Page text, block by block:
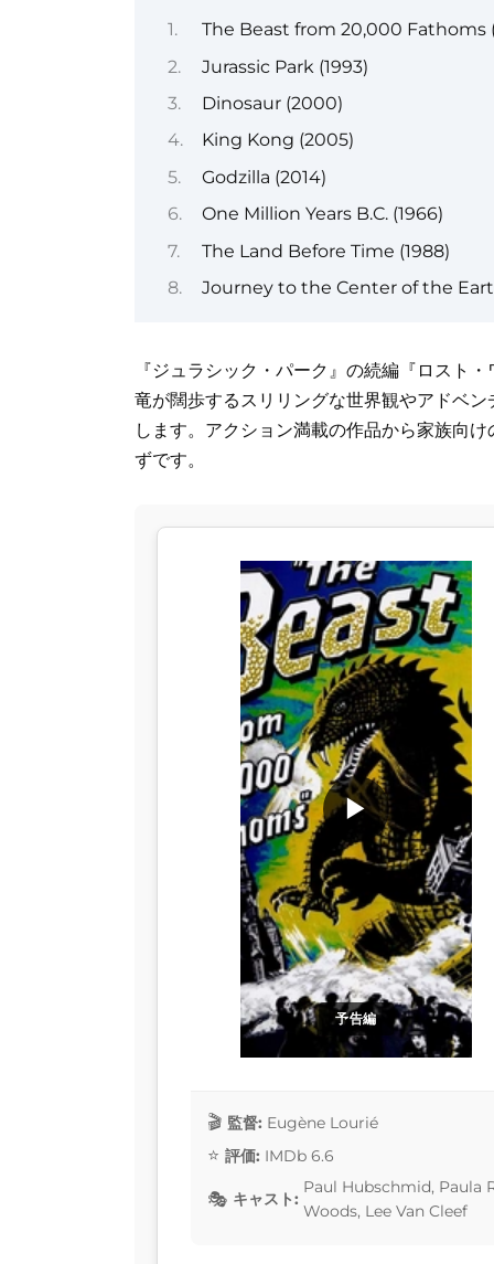
The Beast from 20,000 Fathoms
Jurassic Park (1993)
Dinosaur (2000)
King Kong (2005)
Godzilla (2014)
One Million Years B.C. (1966)
The Land Before Time (1988)
Journey to the Center of the
『ジュラシック・パーク』の続編『ロスト
竜が闊歩するスリリングな世界観やアドベ
します。アクション満載の作品から家族向
ずです。
予告編
▶
監督: Eugène Lourié
評価: IMDb 6.6
キャスト:
Paul Hubschmid, Paula
Woods, Lee Van Cleef